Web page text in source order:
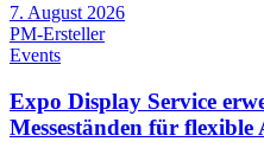
7. August 2026
PM-Ersteller
Events
Expo Display Service
Messeständen für